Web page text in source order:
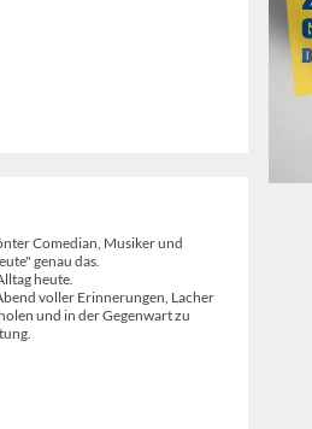
Comedian, Musiker und
genau das.
heute.
voller Erinnerungen, Lacher
und in der Gegenwart zu